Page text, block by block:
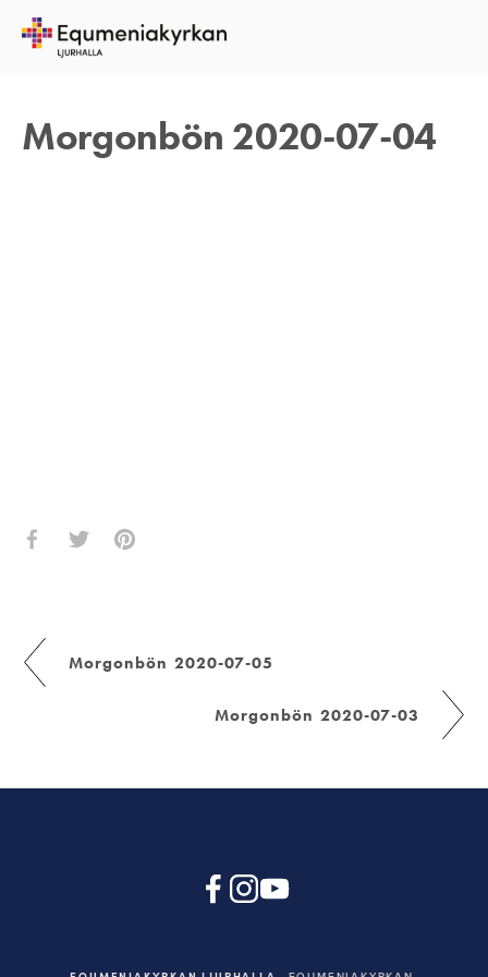
Morgonbön 2020-07-04
4 JULI 2020
Morgonbön 2020-07-05
Morgonbön 2020-07-03